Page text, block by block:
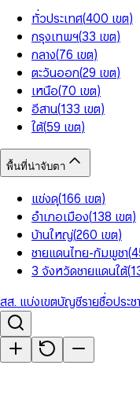
ทั่วประเทศ(400 เขต)
กรุงเทพฯ(33 เขต)
กลาง(76 เขต)
ตะวันออก(29 เขต)
เหนือ(70 เขต)
อีสาน(133 เขต)
ใต้(59 เขต)
พื้นที่น่าจับตา
แข่งดุ(166 เขต)
อำเภอเมือง(138 เขต)
บ้านใหญ่(260 เขต)
ชายแดนไทย-กัมพูชา(
3 จังหวัดชายแดนใต้(
สส. แบ่งเขตบัญชีรายชื่อประ